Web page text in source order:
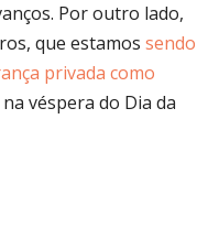
Por outro lado,
que estamos sendo
privada como
na véspera do Dia da